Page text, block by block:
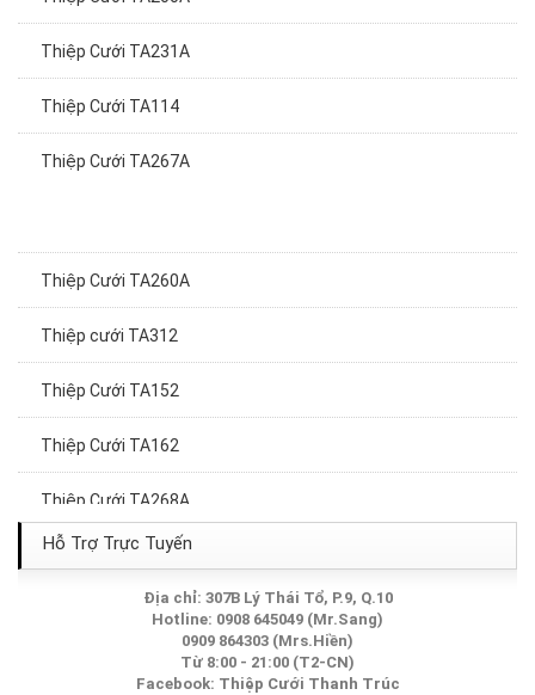
Thiệp Cưới TA231A
Thiệp Cưới TA114
Thiệp Cưới TA267A
Thiệp Cưới TA260A
Thiệp cưới TA312
Thiệp Cưới TA152
Thiệp Cưới TA162
Thiệp Cưới TA268A
Thiệp Cưới TA_290_Dập nổi kết hợp ép kim
Thiệp Cưới TA177
Hỗ Trợ Trực Tuyến
Địa chỉ: 307B Lý Thái Tổ, P.9, Q.10
Hotline: 0908 645049 (Mr.Sang)
0909 864303 (Mrs.Hiền)
Từ 8:00 - 21:00 (T2-CN)
Facebook: Thiệp Cưới Thanh Trúc